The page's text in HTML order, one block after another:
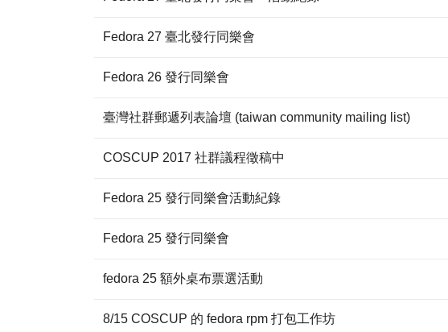
Fedora 27 臺北發行同樂會
Fedora 26 發行同樂會
臺灣社群郵遞列表論壇 (taiwan community mailing list)
COSCUP 2017 社群議程徵稿中
Fedora 25 發行同樂會活動紀錄
Fedora 25 發行同樂會
fedora 25 額外桌布票選活動
8/15 COSCUP 的 fedora rpm 打包工作坊